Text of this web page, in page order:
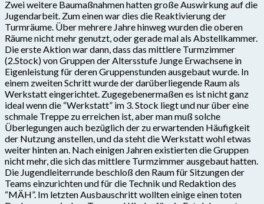
Zwei weitere Baumaßnahmen hatten große Auswirkung auf die
Jugendarbeit. Zum einen war dies die Reaktivierung der
Turmräume. Über mehrere Jahre hinweg wurden die oberen
Räume nicht mehr genutzt, oder gerade mal als Abstellkammer.
Die erste Aktion war dann, dass das mittlere Turmzimmer
(2.Stock) von Gruppen der Altersstufe Junge Erwachsene in
Eigenleistung für deren Gruppenstunden ausgebaut wurde. In
einem zweiten Schritt wurde der darüberliegende Raum als
Werkstatt eingerichtet. Zugegebenermaßen es ist nicht ganz
ideal wenn die “Werkstatt” im 3. Stock liegt und nur über eine
schmale Treppe zu erreichen ist, aber man muß solche
Überlegungen auch bezüglich der zu erwartenden Häufigkeit
der Nutzung anstellen, und da steht die Werkstatt wohl etwas
weiter hinten an. Nach einigen Jahren existierten die Gruppen
nicht mehr, die sich das mittlere Turmzimmer ausgebaut hatten.
Die Jugendleiterrunde beschloß den Raum für Sitzungen der
Teams einzurichten und für die Technik und Redaktion des
“MÄH”. Im letzten Ausbauschritt wollten einige einen toten